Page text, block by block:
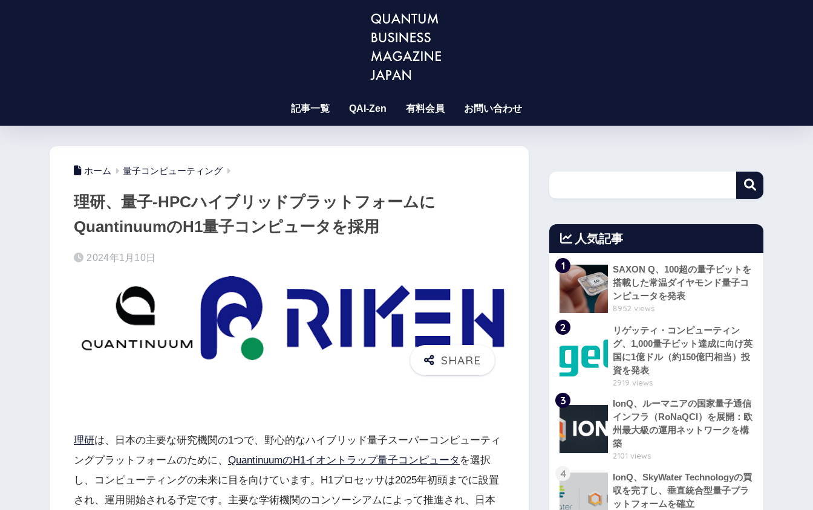
記事一覧 QAI-Zen 有料会員 お問い合わせ
ホーム 量子コンピューティング
理研、量子-HPCハイブリッドプラットフォームに
QuantinuumのH1量子コンピュータを採用
2024年1月10日
理研は、日本の主要な研究機関の1つで、野心的なハイブリッド量子スーパーコンピューティ
ングプラットフォームのために、 QuantinuumのH1イオントラップ量子コンピュータ を選択
し、コンピューティングの未来に目を向けています。H1プロセッサは2025年初頭までに設置
され、運用開始される予定です。主要な学術機関のコンソーシアムによって推進され、日本
人気記事
1
SAXON Q、100超の量子ビットを
搭載した常温ダイヤモンド量子コ
ンピュータを発表
8952 views
2
リゲッティ・コンピューティン
グ、1,000量子ビット達成に向け英
国に1億ドル（約150億円相当）投
資を発表
2919 views
3
IonQ、ルーマニアの国家量子通信
インフラ（RoNaQCI）を展開：欧
州最大級の運用ネットワークを構
築
2101 views
4
IonQ、SkyWater Technologyの買
収を完了し、垂直統合型量子プラ
ットフォームを確立